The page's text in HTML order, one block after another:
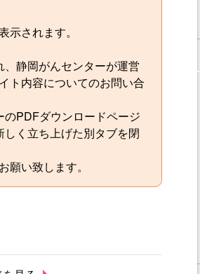
されます。
静岡がんセンターが運営
ト内容についてのお問い合
PDFダウンロードページ
く立ち上げた別タブを閉
い致します。